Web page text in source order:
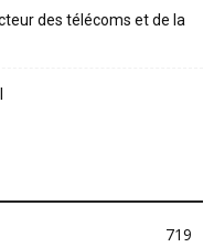
des télécoms et de la
719